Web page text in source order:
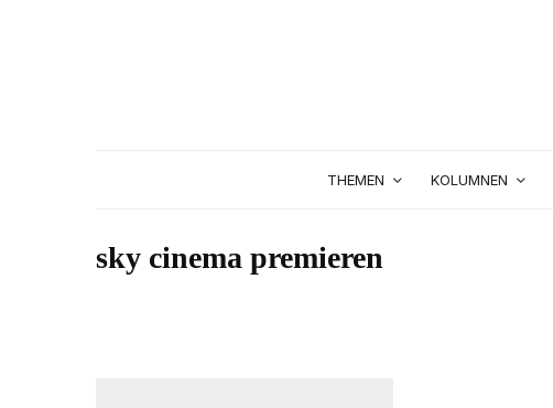
THEMEN KOLUMNEN
sky cinema premieren